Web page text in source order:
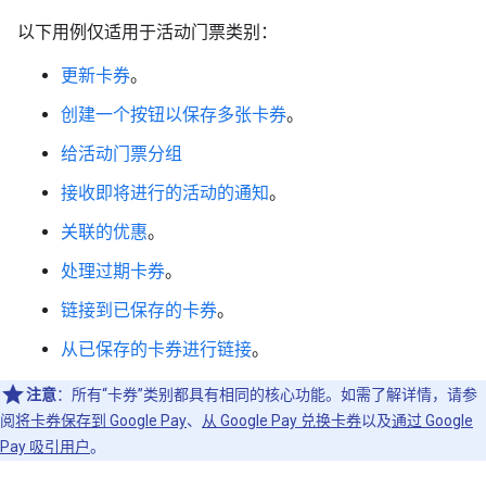
以下用例仅适用于活动门票类别：
更新卡券。
创建一个按钮以保存多张卡券。
给活动门票分组
接收即将进行的活动的通知。
关联的优惠。
处理过期卡券。
链接到已保存的卡券。
从已保存的卡券进行链接。
注意：所有“卡券”类别都具有相同的核心功能。如需了解详情，请参
阅将卡券保存到 Google Pay、 从 Google Pay 兑换卡券以及通过 Google
Pay 吸引用户。